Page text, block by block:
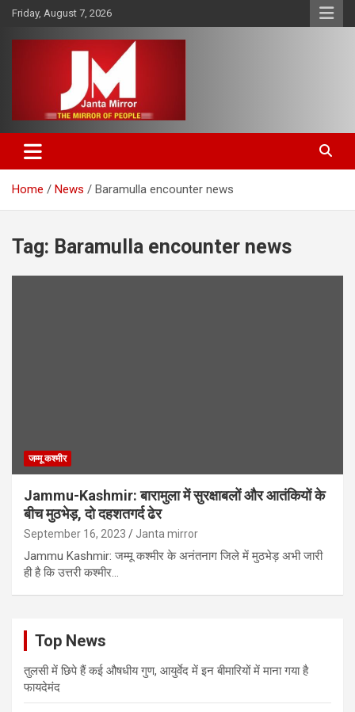
Skip
content
Friday, August 7, 2026
Janta Mirror
Home News Baramulla encounter news
Tag: Baramulla encounter news
जम्मू कश्मीर
Jammu-Kashmir: बारामुला में सुरक्षाबलों और आतंकियों के
बीच मुठभेड़, दो दहशतगर्द ढेर
September 16, 2023 Janta mirror
Jammu Kashmir: जम्‍मू कश्मीर के अनंतनाग जिले में मुठभेड़ अभी जारी
ही है कि उत्तरी कश्मीर…
Top News
तुलसी में छिपे हैं कई औषधीय गुण, आयुर्वेद में इन बीमारियों में माना गया है
फायदेमंद